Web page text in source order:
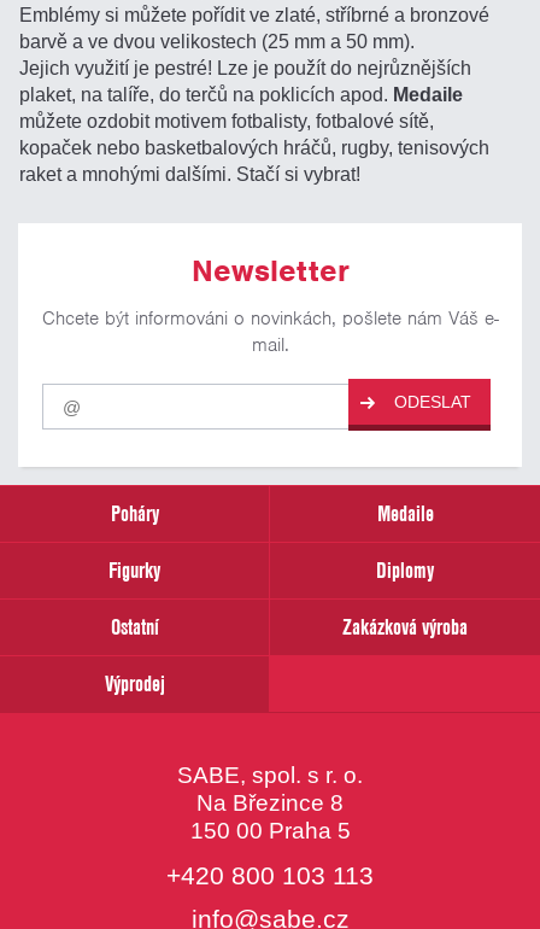
Emblémy si můžete pořídit ve zlaté, stříbrné a bronzové
barvě a ve dvou velikostech (25 mm a 50 mm).
Jejich využití je pestré! Lze je použít do nejrůznějších
plaket, na talíře, do terčů na poklicích apod. Medaile
můžete ozdobit motivem fotbalisty, fotbalové sítě,
kopaček nebo basketbalových hráčů, rugby, tenisových
raket a mnohými dalšími. Stačí si vybrat!
Newsletter
Chcete být informováni o novinkách, pošlete nám Váš e-
mail.
Pro
odběr
našich
email
ODESLAT
Poháry
Medaile
Figurky
Diplomy
Ostatní
Zakázková výroba
Výprodej
SABE, spol. s r. o.
Na Březince 8
150 00 Praha 5
+420 800 103 113
info@sabe.cz